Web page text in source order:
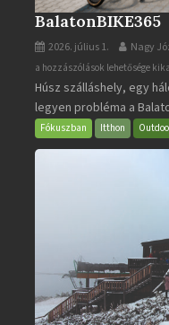
BalatonBIKE365
2026. július 1. Nagy
BalatonBIKE365
bejegyzéshez
a hozzászólások lehetősége
Húsz szálláshely, egy
legyen probléma a
Fókuszban Itthon